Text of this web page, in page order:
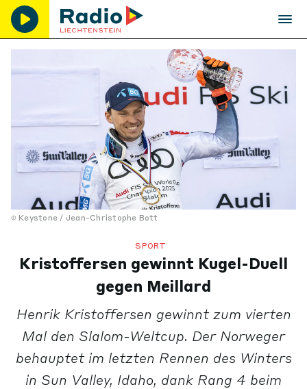
Keystone / Jean-Christophe Bott
SPORT
Kristoffersen gewinnt Kugel-Duell
gegen Meillard
Henrik Kristoffersen gewinnt zum vierten
Mal den Slalom-Weltcup. Der Norweger
behauptet im letzten Rennen des Winters
in Sun Valley, Idaho, dank Rang 4 beim